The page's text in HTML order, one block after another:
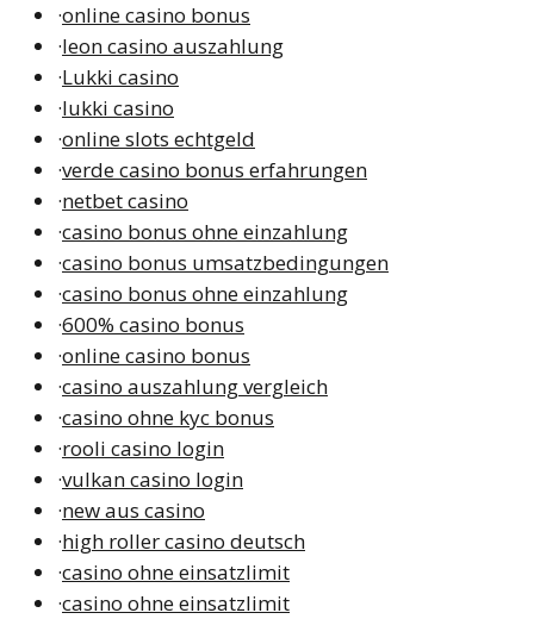
·online casino bonus
·leon casino auszahlung
·Lukki casino
·lukki casino
·online slots echtgeld
·verde casino bonus erfahrungen
·netbet casino
·casino bonus ohne einzahlung
·casino bonus umsatzbedingungen
·casino bonus ohne einzahlung
·600% casino bonus
·online casino bonus
·casino auszahlung vergleich
·casino ohne kyc bonus
·rooli casino login
·vulkan casino login
·new aus casino
·high roller casino deutsch
·casino ohne einsatzlimit
·casino ohne einsatzlimit